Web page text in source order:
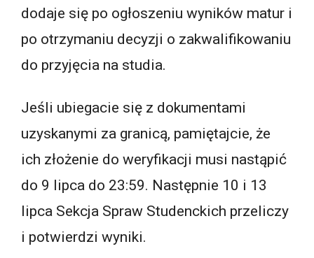
dodaje się po ogłoszeniu wyników matur i
po otrzymaniu decyzji o zakwalifikowaniu
do przyjęcia na studia.
Jeśli ubiegacie się z dokumentami
uzyskanymi za granicą, pamiętajcie, że
ich złożenie do weryfikacji musi nastąpić
do 9 lipca do 23:59. Następnie 10 i 13
lipca Sekcja Spraw Studenckich przeliczy
i potwierdzi wyniki.